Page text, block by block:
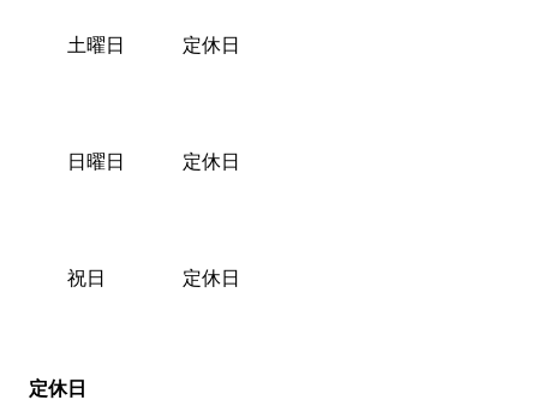
土曜日
日曜日
祝日
定休日
定休日
定休日
定休日